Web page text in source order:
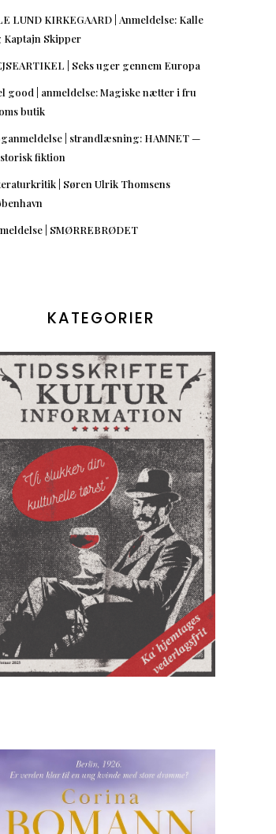
LUND KIRKEGAARD | Anmeldelse: Kalle
Kaptajn Skipper
| Seks uger gennem Europa
good | anmeldelse: Magiske nætter i fru
butik
| strandlæsning: HAMNET —
fiktion
| Søren Ulrik Thomsens
| SMØRREBRØDET
KATEGORIER